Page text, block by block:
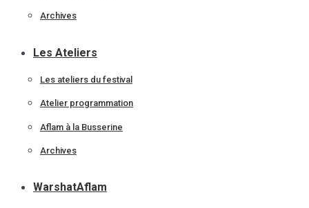
Archives
Les Ateliers
Les ateliers du festival
Atelier programmation
Aflam à la Busserine
Archives
WarshatAflam